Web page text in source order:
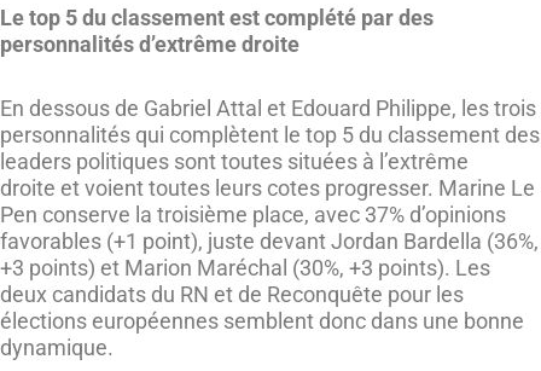
Le top 5 du classement est complété par des
personnalités d’extrême droite
En dessous de Gabriel Attal et Edouard Philippe, les trois
personnalités qui complètent le top 5 du classement des
leaders politiques sont toutes situées à l’extrême
droite et voient toutes leurs cotes progresser. Marine Le
Pen conserve la troisième place, avec 37% d’opinions
favorables (+1 point), juste devant Jordan Bardella (36%,
+3 points) et Marion Maréchal (30%, +3 points). Les
deux candidats du RN et de Reconquête pour les
élections européennes semblent donc dans une bonne
dynamique.